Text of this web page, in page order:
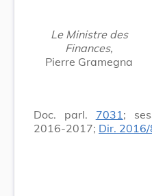
Le Ministre des
Finances,
Pierre Gramegna
Doc. parl. 7031 ;
2016-2017; Dir.